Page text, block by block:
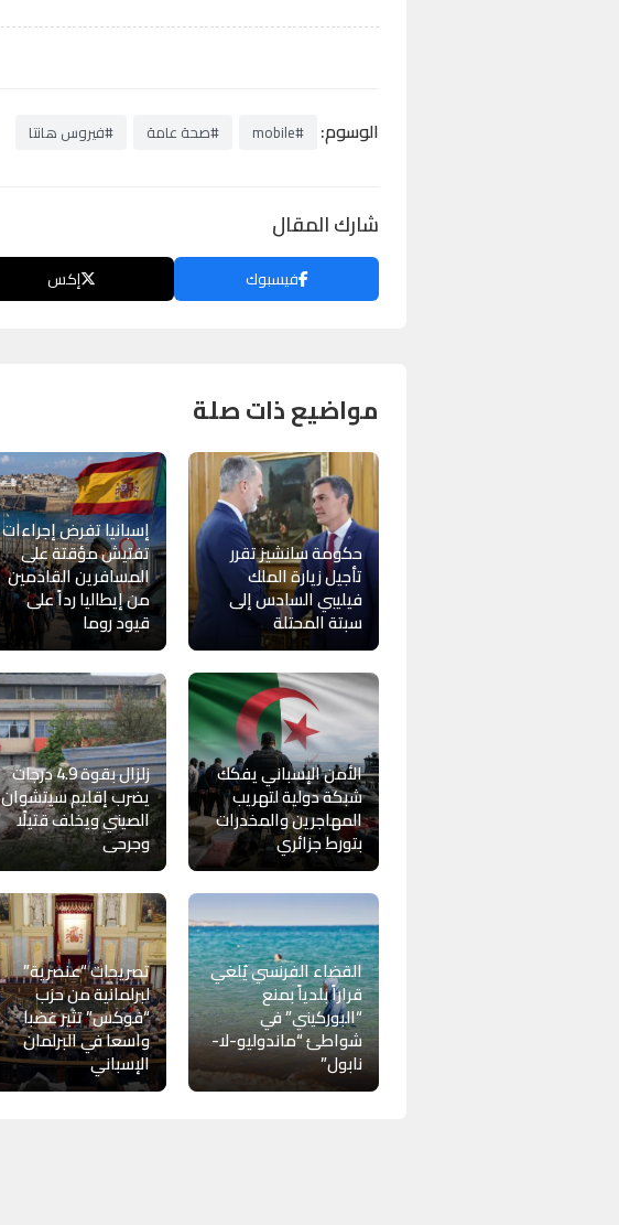
الوسوم: #mobile #صحة عامة #فيروس هانتا
شارك المقال
فيسبوك إكس
مواضيع ذات صلة
حكومة سانشيز تقرر
تأجيل زيارة الملك
فيليبي السادس إلى
سبتة المحتلة
إسبانيا تفرض إجراءات
تفتيش مؤقتة على
المسافرين القادمين
من إيطاليا رداً على
قيود روما
الأمن الإسباني يفكك
شبكة دولية لتهريب
المهاجرين والمخدرات
بتورط جزائري
زلزال بقوة 4.9 درجات
يضرب إقليم سيتشوان
الصيني ويخلف قتيلًا
وجرحى
القضاء الفرنسي يُلغي
قراراً بلدياً بمنع
“البوركيني” في
شواطئ “ماندوليو-لا-
نابول”
تصريحات “عنصرية”
لبرلمانية من حزب
“فوكس” تثير غضبا
واسعا في البرلمان
الإسباني